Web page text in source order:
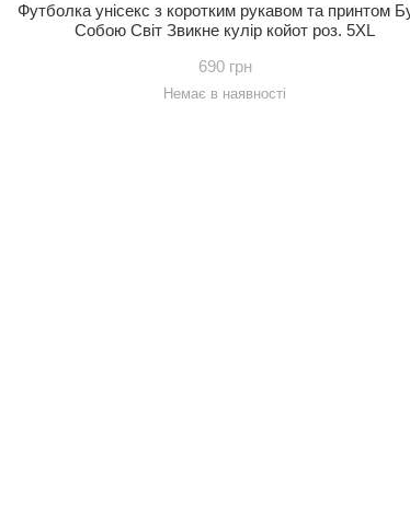
Футболка унісекс з коротким рукавом та принтом
Собою Світ Звикне кулір койот роз. 5XL
690 грн
Немає в наявності